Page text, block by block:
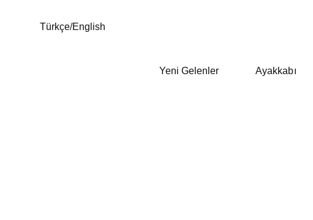
Türkçe/English
Yeni Gelenler Ayakkabı